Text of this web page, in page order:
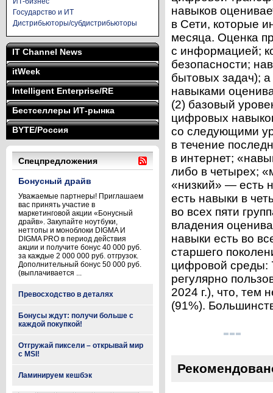
Государство и ИТ
Дистрибьюторы/субдистрибьюторы
IT Channel News
itWeek
Intelligent Enterprise/RE
Бестселлеры ИТ-рынка
BYTE/Россия
Спецпредложения
Бонусный драйв
Уважаемые партнеры! Приглашаем
вас принять участие в
маркетинговой акции «Бонусный
драйв». Закупайте ноутбуки,
неттопы и моноблоки DIGMA И
DIGMA PRO в период действия
акции и получите бонус 40 000 руб.
за каждые 2 000 000 руб. отгрузок.
Дополнительный бонус 50 000 руб.
(выплачивается ...
Превосходство в деталях
Бонусы ждут: получи больше с
каждой покупкой!
Отгружай пиксели – открывай мир
с MSI!
Ламинируем кешбэк
навыков
в Сети, которые
месяца. Оценка
с информацией;
безопасности;
бытовых задач);
навыками
(2) базовый
цифровых
со следующими
в течение
в интернет;
либо в четырех;
«низкий» — есть
есть навыки в
во всех пяти
владения
навыки есть во
старшего
цифровой среды:
регулярно
2024 г.), что, тем
(91%).